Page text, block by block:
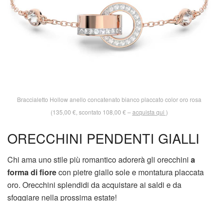
Braccialetto Hollow anello concatenato bianco placcato color oro rosa
(135,00 €, scontato 108,00 € –acquista qui )
ORECCHINI PENDENTI GIALLI
Chi ama uno stile più romantico adorerà gli orecchini a
forma di fiorecon pietre giallo sole e montatura placcata
oro. Orecchini splendidi da acquistare ai saldi e da
sfoggiare nella prossima estate!